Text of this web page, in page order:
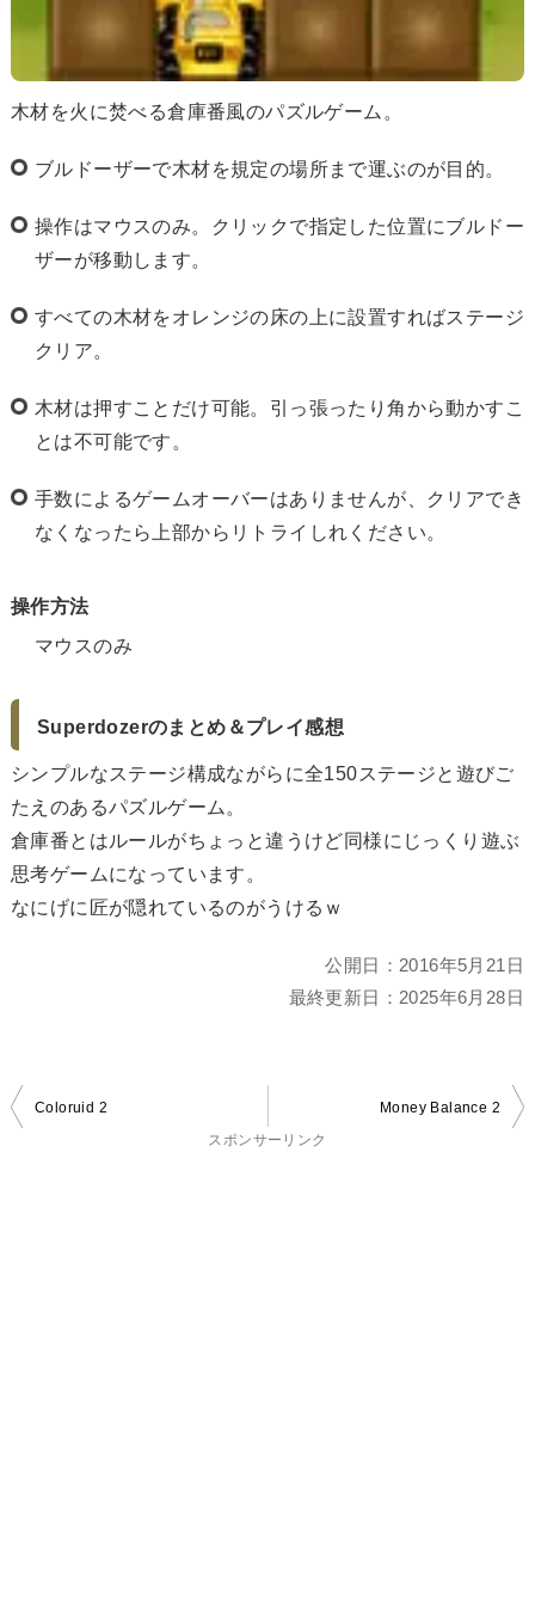
木材を火に焚べる倉庫番風のパズルゲーム。
ブルドーザーで木材を規定の場所まで運ぶのが目的。
操作はマウスのみ。クリックで指定した位置にブルドー
ザーが移動します。
すべての木材をオレンジの床の上に設置すればステージ
クリア。
木材は押すことだけ可能。引っ張ったり角から動かすこ
とは不可能です。
手数によるゲームオーバーはありませんが、クリアでき
なくなったら上部からリトライしれください。
操作方法
マウスのみ
Superdozerのまとめ＆プレイ感想
シンプルなステージ構成ながらに全150ステージと遊びご
たえのあるパズルゲーム。
倉庫番とはルールがちょっと違うけど同様にじっくり遊ぶ
思考ゲームになっています。
なにげに匠が隠れているのがうけるｗ
公開日： 2016年5月21日
最終更新日： 2025年6月28日
投
Coloruid 2
Money Balance 2
スポンサーリンク